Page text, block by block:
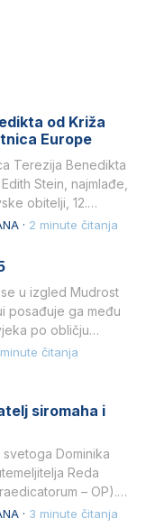
od Križa
Europe
Terezija Benedikta
Stein, najmlađe,
obitelji, 12.
· 2 minute čitanja
se u izgled Mudrost
posađuje ga među
po obličju
minute čitanja
siromaha i
Dominika
Reda
– OP).
ljubavlju prema
· 3 minute čitanja